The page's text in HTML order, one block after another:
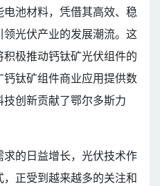
池材料，凭借其高效、稳
光伏产业的发展潮流。这
极推动钙钛矿光伏组件的
钛矿组件商业应用提供数
创新贡献了鄂尔多斯力
的日益增长，光伏技术作
正受到越来越多的关注和